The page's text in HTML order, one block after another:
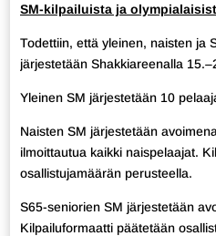
SM-kilpailuista ja
Todettiin, että yleinen, naisten ja
järjestetään Shakkiareenalla
Yleinen SM järjestetään 10
Naisten SM järjestetään
ilmoittautua kaikki naispelaajat.
osallistujamäärän perusteella.
S65-seniorien SM järjestetään
Kilpailuformaatti päätetään